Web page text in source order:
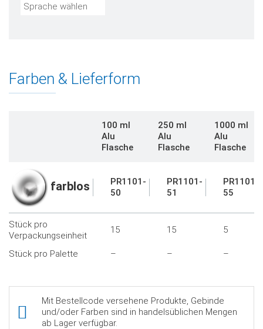
Sprache wählen
Farben & Lieferform
100 ml
Alu
Flasche
250 ml
Alu
Flasche
1000 ml
Alu
Flasche
farblos
PR1101-
50
PR1101-
51
PR1101-
55
Stück pro
Verpackungseinheit
15 15 5
Stück pro Palette – – –
Mit Bestellcode versehene Produkte, Gebinde
und/oder Farben sind in handelsüblichen Mengen
ab Lager verfügbar.